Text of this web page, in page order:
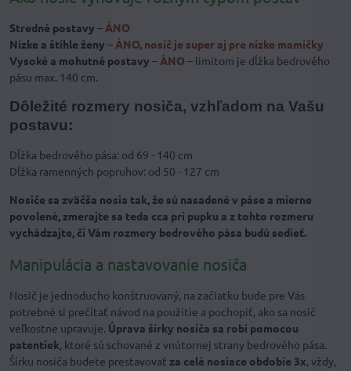
Stredné postavy – ÁNO
Nízke a štíhle ženy – ÁNO, nosič je super aj pre nízke mamičky
Vysoké a mohutné postavy – ÁNO – limitom je dĺžka bedrového
pásu max. 140 cm.
Dôležité rozmery nosiča, vzhľadom na Vašu
postavu:
Dĺžka bedrového pása: od 69 - 140 cm
Dĺžka ramenných popruhov: od 50 - 127 cm
Nosiče sa zväčša nosia tak, že sú nasadené v páse a mierne
povolené, zmerajte sa teda cca pri pupku a z tohto rozmeru
vychádzajte, či Vám rozmery bedrového pása budú sedieť.
Manipulácia a nastavovanie nosiča
Nosič je jednoducho konštruovaný, na začiatku bude pre Vás
potrebné si prečítať návod na použitie a pochopiť, ako sa nosič
veľkostne upravuje. Úprava šírky nosiča sa robí pomocou
patentiek, ktoré sú schované z vnútornej strany bedrového pása.
Šírku nosiča budete prestavovať za celé nosiace obdobie 3x, vždy,